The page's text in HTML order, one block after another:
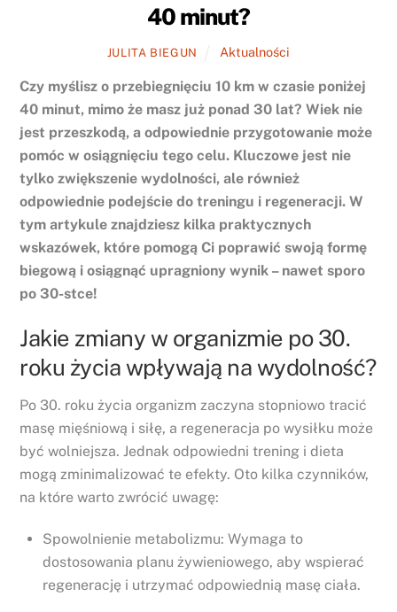
40 minut?
JULITA BIEGUN Aktualności
Czy myślisz o przebiegnięciu 10 km w czasie poniżej
40 minut, mimo że masz już ponad 30 lat? Wiek nie
jest przeszkodą, a odpowiednie przygotowanie może
pomóc w osiągnięciu tego celu. Kluczowe jest nie
tylko zwiększenie wydolności, ale również
odpowiednie podejście do treningu i regeneracji. W
tym artykule znajdziesz kilka praktycznych
wskazówek, które pomogą Ci poprawić swoją formę
biegową i osiągnąć upragniony wynik – nawet sporo
po 30-stce!
Jakie zmiany w organizmie po 30.
roku życia wpływają na wydolność?
Po 30. roku życia organizm zaczyna stopniowo tracić
masę mięśniową i siłę, a regeneracja po wysiłku może
być wolniejsza. Jednak odpowiedni trening i dieta
mogą zminimalizować te efekty. Oto kilka czynników,
na które warto zwrócić uwagę:
Spowolnienie metabolizmu: Wymaga to
dostosowania planu żywieniowego, aby wspierać
regenerację i utrzymać odpowiednią masę ciała.